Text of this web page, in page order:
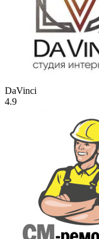
DaVinci
4.9